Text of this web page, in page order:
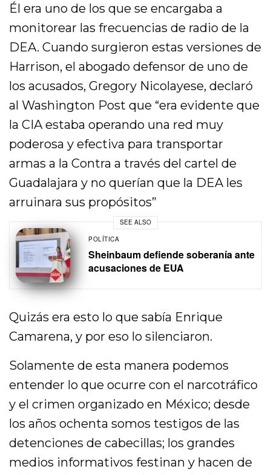
Él era uno de los que se encargaba a
monitorear las frecuencias de radio de la
DEA. Cuando surgieron estas versiones de
Harrison, el abogado defensor de uno de
los acusados, Gregory Nicolayese, declaró
al Washington Post que “era evidente que
la CIA estaba operando una red muy
poderosa y efectiva para transportar
armas a la Contra a través del cartel de
Guadalajara y no querían que la DEA les
arruinara sus propósitos”
SEE ALSO
POLÍTICA
Sheinbaum defiende soberanía ante
acusaciones de EUA
Quizás era esto lo que sabía Enrique
Camarena, y por eso lo silenciaron.
Solamente de esta manera podemos
entender lo que ocurre con el narcotráfico
y el crimen organizado en México; desde
los años ochenta somos testigos de las
detenciones de cabecillas; los grandes
medios informativos festinan y hacen de